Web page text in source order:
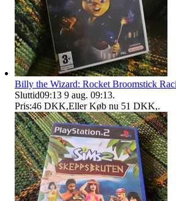
Billy the Wizard: Rocket Broomstick
Sluttid09:13 9 aug. 09:13.
Pris:46 DKK,Eller Køb nu 51 DKK,.